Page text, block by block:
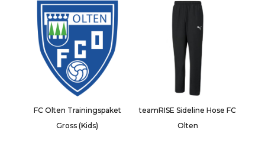
FC Olten Trainingspaket
Gross (Kids)
teamRISE Sideline Hose FC
Olten